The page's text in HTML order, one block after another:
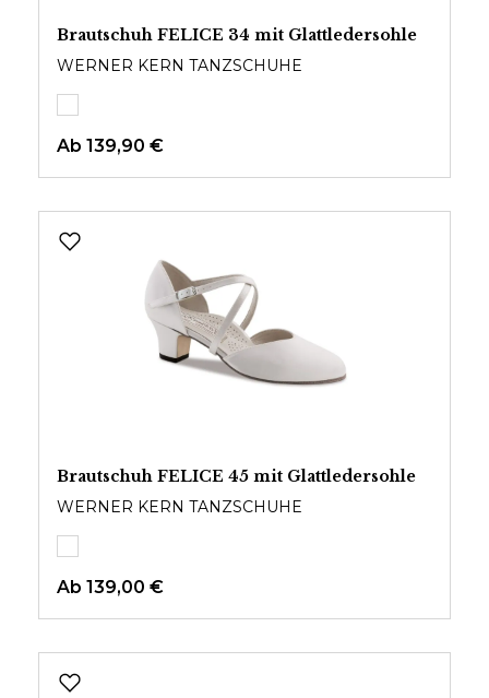
Brautschuh FELICE 34 mit Glattledersohle
WERNER KERN TANZSCHUHE
Ab 139,90 €
Brautschuh FELICE 45 mit Glattledersohle
WERNER KERN TANZSCHUHE
Ab 139,00 €